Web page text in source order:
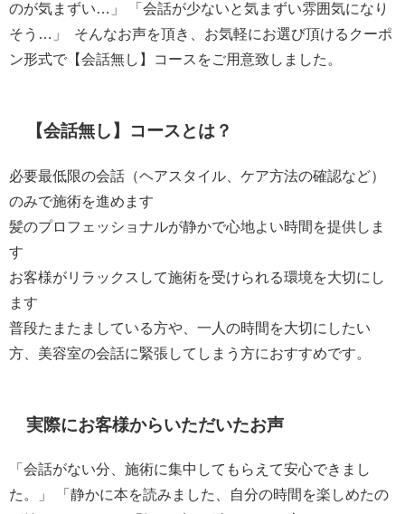
のが気まずい…」 「会話が少ないと気まずい雰囲気になり
そう…」
そんなお声を頂き、お気軽にお選び頂けるクーポ
ン形式で【会話無し】コースをご用意致しました。
【会話無し】コースとは？
必要最低限​​の会話（ヘアスタイル、ケア方法の確認など）
のみで施術を進めます
髪のプロフェッショナルが静かで心地よい時間を提供しま
す
お客様がリラックスして施術を受けられる環境を大切にし
ます
普段たまたましている方や、一人の時間を大切にしたい
方、美容室の会話に緊張してしまう方におすすめです。
実際にお客様からいただいたお声
「会話がない分、施術に集中してもらえて安心できまし
た。」
「静かに本を読みました、自分の時間を楽しめたの